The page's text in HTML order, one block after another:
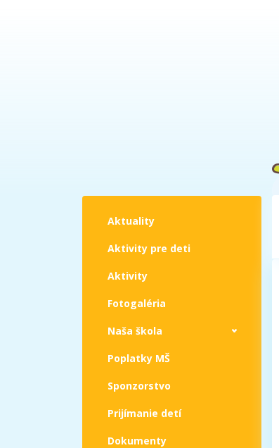
Aktuality
Aktivity pre deti
Aktivity
Fotogaléria
Naša škola
Poplatky MŠ
Sponzorstvo
Prijímanie detí
Dokumenty